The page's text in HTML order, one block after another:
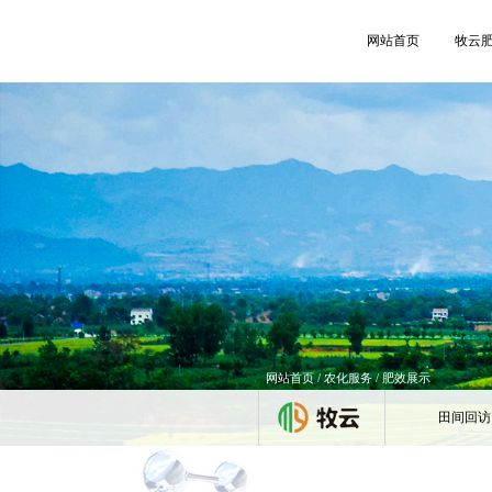
网站首页 牧云
网站首页/ 农化服务/ 肥效展示
田间回访